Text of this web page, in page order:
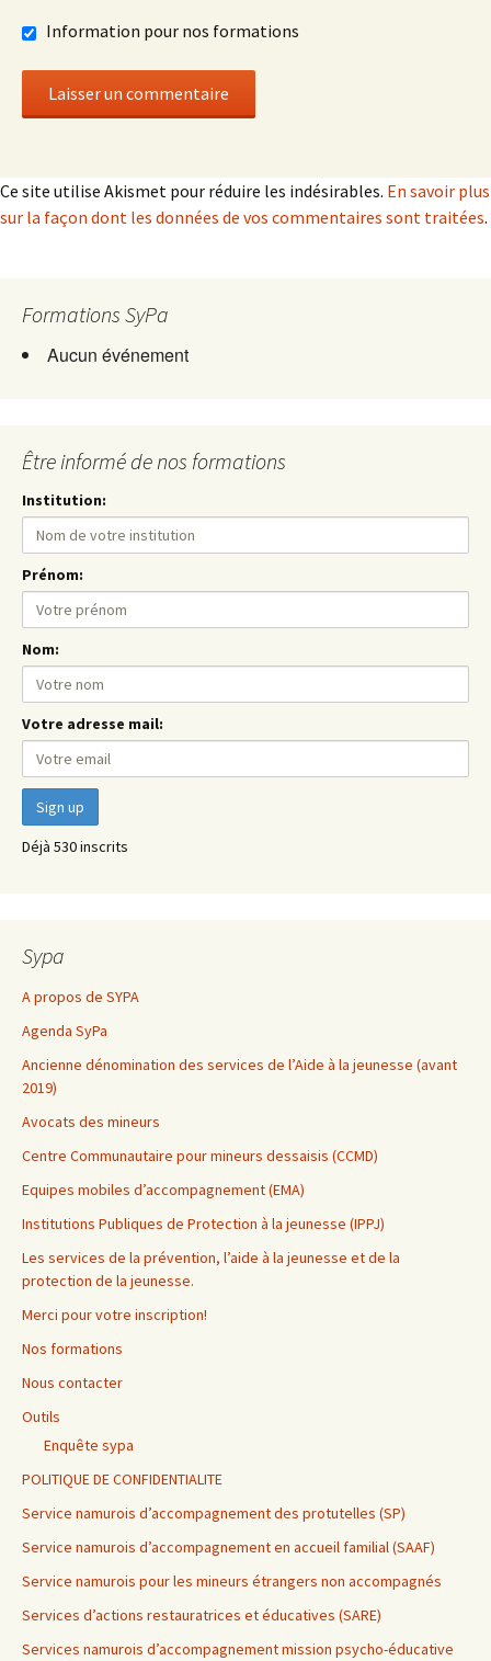
Information pour nos formations
Ce site utilise Akismet pour réduire les indésirables. En savoir plus
sur la façon dont les données de vos commentaires sont traitées.
Formations SyPa
Aucun événement
Être informé de nos formations
Institution:
Prénom:
Nom:
Votre adresse mail:
Déjà 530 inscrits
Sypa
A propos de SYPA
Agenda SyPa
Ancienne dénomination des services de l’Aide à la jeunesse (avant
2019)
Avocats des mineurs
Centre Communautaire pour mineurs dessaisis (CCMD)
Equipes mobiles d’accompagnement (EMA)
Institutions Publiques de Protection à la jeunesse (IPPJ)
Les services de la prévention, l’aide à la jeunesse et de la
protection de la jeunesse.
Merci pour votre inscription!
Nos formations
Nous contacter
Outils
Enquête sypa
POLITIQUE DE CONFIDENTIALITE
Service namurois d’accompagnement des protutelles (SP)
Service namurois d’accompagnement en accueil familial (SAAF)
Service namurois pour les mineurs étrangers non accompagnés
Services d’actions restauratrices et éducatives (SARE)
Services namurois d’accompagnement mission psycho-éducative